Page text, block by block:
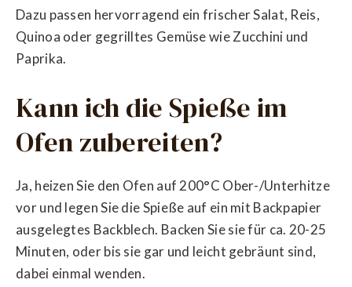
Dazu passen hervorragend ein frischer Salat, Reis,
Quinoa oder gegrilltes Gemüse wie Zucchini und
Paprika.
Kann ich die Spieße im
Ofen zubereiten?
Ja, heizen Sie den Ofen auf 200°C Ober-/Unterhitze
vor und legen Sie die Spieße auf ein mit Backpapier
ausgelegtes Backblech. Backen Sie sie für ca. 20-25
Minuten, oder bis sie gar und leicht gebräunt sind,
dabei einmal wenden.